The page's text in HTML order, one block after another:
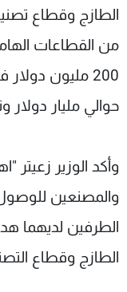
الطازج وقطاع
من القطاعات
200 مليون
حوالي مليار
وأكد الوزير زعيتر
والمصنعين
الطرفين لديهما
الطازج وقطاع